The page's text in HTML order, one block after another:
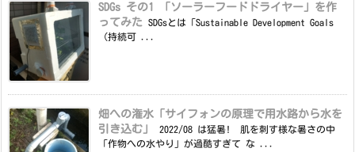
SDGs その1 「ソーラーフードドライヤー」を作
ってみた
SDGsとは「Sustainable Development Goals
（持続可 ...
畑への潅水「サイフォンの原理で用水路から水を
引き込む」
2022/08 は猛暑! 肌を刺す様な暑さの中
「作物への水やり」が過酷すぎて な ...